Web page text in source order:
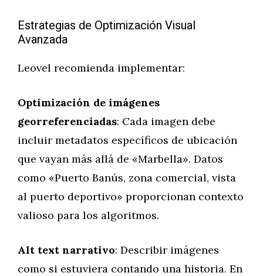
Estrategias de Optimización Visual
Avanzada
Leovel recomienda implementar:
Optimización de imágenes
georreferenciadas: Cada imagen debe
incluir metadatos específicos de ubicación
que vayan más allá de «Marbella». Datos
como «Puerto Banús, zona comercial, vista
al puerto deportivo» proporcionan contexto
valioso para los algoritmos.
Alt text narrativo: Describir imágenes
como si estuviera contando una historia. En